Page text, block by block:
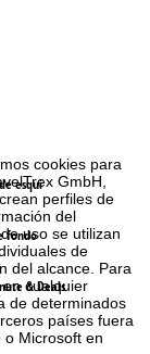
cookies para
GmbH,
perfiles de
del
uso se utilizan
de
del alcance. Para
cualquier
de determinados
países fuera
o Microsoft en
esquí
fondo
& Deals